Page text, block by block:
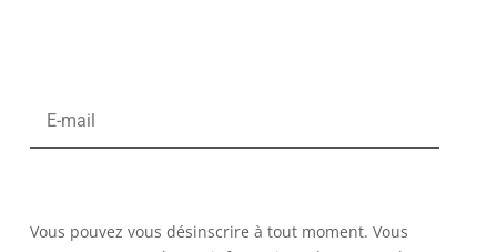
Vous pouvez vous désinscrire à tout moment. Vous